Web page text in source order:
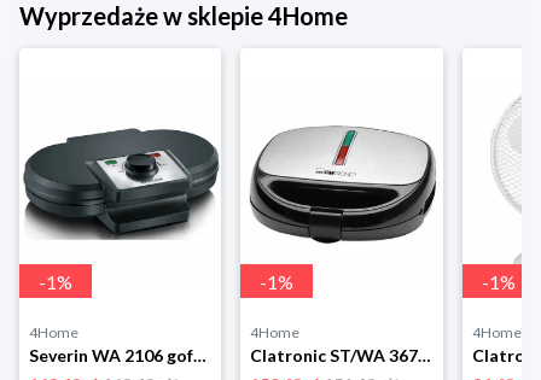
Wyprzedaże w sklepie 4Home
-1%
4Home
Severin WA 2106 gofrownica duo, czarny
-1%
4Home
Clatronic ST/WA 3670 Opiekacz do kanapek
-1%
4Home